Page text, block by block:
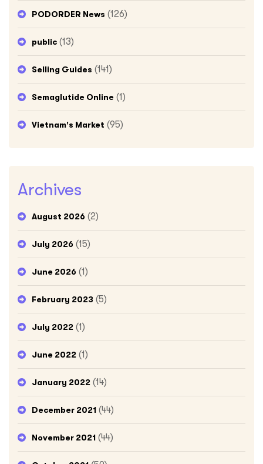
PODORDER News (126)
public (13)
Selling Guides (141)
Semaglutide Online (1)
Vietnam's Market (95)
Archives
August 2026 (2)
July 2026 (15)
June 2026 (1)
February 2023 (5)
July 2022 (1)
June 2022 (1)
January 2022 (14)
December 2021 (44)
November 2021 (44)